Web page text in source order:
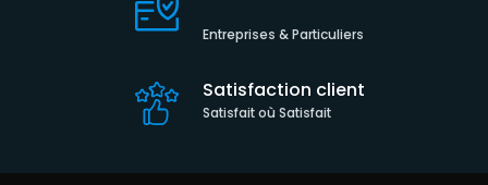
Entreprises & Particuliers
Satisfaction client
Satisfait où Satisfait